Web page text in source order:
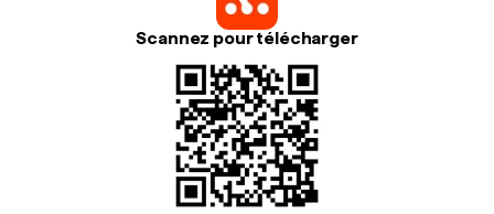
Scannez pour télécharger